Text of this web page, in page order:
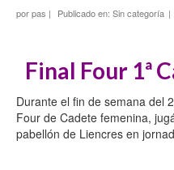
porpas | Publicado en: Sin categoría |
Final Four 1ª
Durante el fin de semana del
Four de Cadete femenina,
pabellón de Liencres en